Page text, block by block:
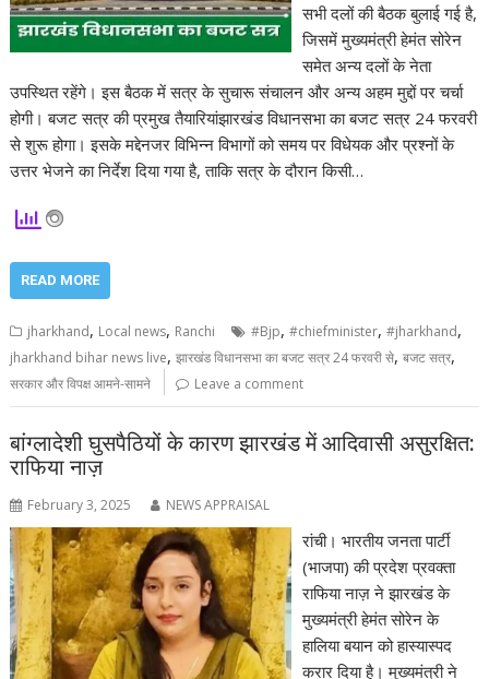
सभी दलों की बैठक बुलाई गई है,
जिसमें मुख्यमंत्री हेमंत सोरेन
समेत अन्य दलों के नेता
उपस्थित रहेंगे। इस बैठक में सत्र के सुचारू संचालन और अन्य अहम मुद्दों पर चर्चा
होगी। बजट सत्र की प्रमुख तैयारियांझारखंड विधानसभा का बजट सत्र 24 फरवरी
से शुरू होगा। इसके मद्देनजर विभिन्न विभागों को समय पर विधेयक और प्रश्नों के
उत्तर भेजने का निर्देश दिया गया है, ताकि सत्र के दौरान किसी…
READ MORE
jharkhand, Local news, Ranchi #Bjp,#chiefminister,#jharkhand,
jharkhand bihar news live,झारखंड विधानसभा का बजट सत्र 24 फरवरी से,बजट सत्र,
सरकार और विपक्ष आमने-सामने Leave a comment
बांग्लादेशी घुसपैठियों के कारण झारखंड में आदिवासी असुरक्षित:
राफिया नाज़
February 3, 2025 NEWS APPRAISAL
रांची। भारतीय जनता पार्टी
(भाजपा) की प्रदेश प्रवक्ता
राफिया नाज़ ने झारखंड के
मुख्यमंत्री हेमंत सोरेन के
हालिया बयान को हास्यास्पद
करार दिया है। मुख्यमंत्री ने